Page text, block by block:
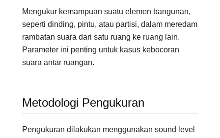
Mengukur kemampuan suatu elemen bangunan,
seperti dinding, pintu, atau partisi, dalam meredam
rambatan suara dari satu ruang ke ruang lain.
Parameter ini penting untuk kasus kebocoran
suara antar ruangan.
Metodologi Pengukuran
Pengukuran dilakukan menggunakan sound level